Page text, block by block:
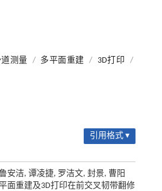
道测量 / 多平面重建 / 3D打印
/
引用格式 ▾
安洁, 谭凌捷, 罗洁文, 封景, 曹阳
面重建及3D打印在前交叉韧带翻修